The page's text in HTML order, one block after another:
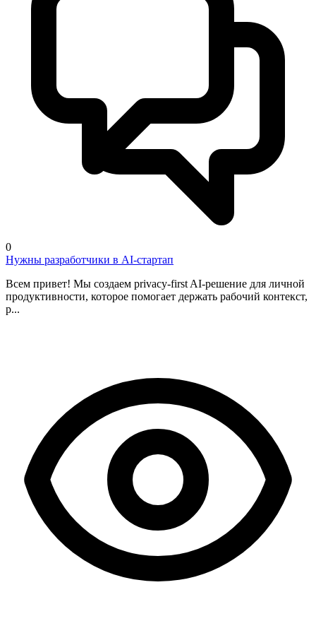
0
Нужны разработчики в AI-стартап
Всем привет! Мы создаем privacy-first AI-решение для личной
продуктивности, которое помогает держать рабочий контекст,
р...